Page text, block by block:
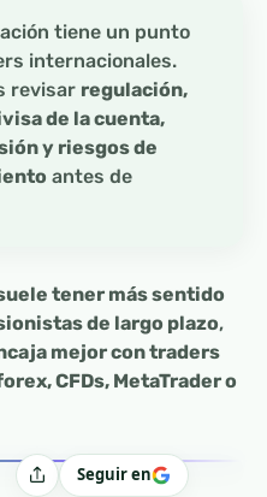
tiene un punto
internacionales.
revisar regulación,
de la cuenta,
y riesgos de
antes de
tener más sentido
de largo plazo,
mejor con traders
CFDs, MetaTrader o
CompartirSeguir en